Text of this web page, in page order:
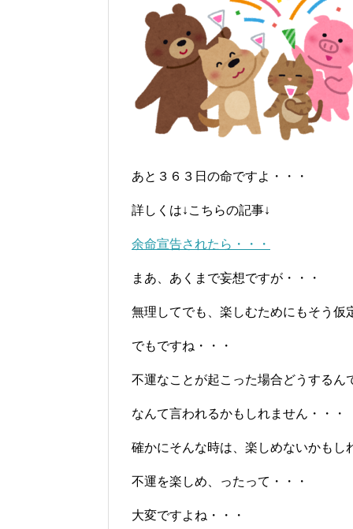
あと３６３日の命ですよ・・・
詳しくは↓こちらの記事↓
余命宣告されたら・・・
まあ、あくまで妄想ですが・・・
無理してでも、楽しむためにもそう仮
でもですね・・・
不運なことが起こった場合どうするん
なんて言われるかもしれません・・・
確かにそんな時は、楽しめないかもし
不運を楽しめ、ったって・・・
大変ですよね・・・